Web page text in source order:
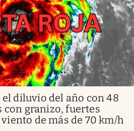
el diluvio del año con 48
con granizo, fuertes
de más de 70 km/h